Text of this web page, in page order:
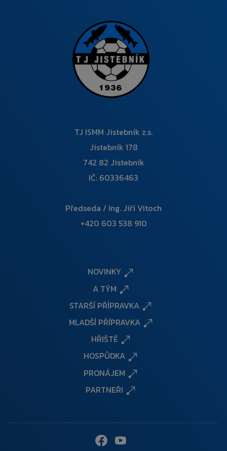
TJ ISMM Jistebník z.s.
Jistebník 178
742 82 Jistebník
IČ: 60336463
Předseda / Ing. Jiří Vitoch
+420 603 538 910
NOVINKY
A TÝM
STARŠÍ PŘÍPRAVKA
MLADŠÍ PŘÍPRAVKA
HŘIŠTĚ
HOSPŮDKA
PRONÁJEM
PARTNEŘI